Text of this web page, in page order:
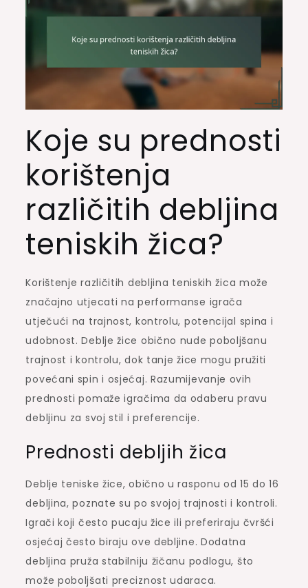
Koje su prednosti
korištenja
različitih debljina
teniskih žica?
Korištenje različitih debljina teniskih žica može
značajno utjecati na performanse igrača
utječući na trajnost, kontrolu, potencijal spina i
udobnost. Deblje žice obično nude poboljšanu
trajnost i kontrolu, dok tanje žice mogu pružiti
povećani spin i osjećaj. Razumijevanje ovih
prednosti pomaže igračima da odaberu pravu
debljinu za svoj stil i preferencije.
Prednosti debljih žica
Deblje teniske žice, obično u rasponu od 15 do 16
debljina, poznate su po svojoj trajnosti i kontroli.
Igrači koji često pucaju žice ili preferiraju čvršći
osjećaj često biraju ove debljine. Dodatna
debljina pruža stabilniju žičanu podlogu, što
može poboljšati preciznost udaraca.